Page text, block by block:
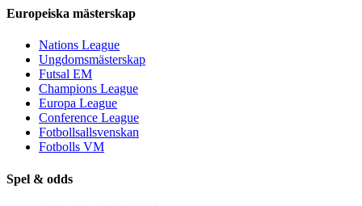
Europeiska mästerskap
Nations League
Ungdomsmästerskap
Futsal EM
Champions League
Europa League
Conference League
Fotbollsallsvenskan
Fotbolls VM
Spel & odds